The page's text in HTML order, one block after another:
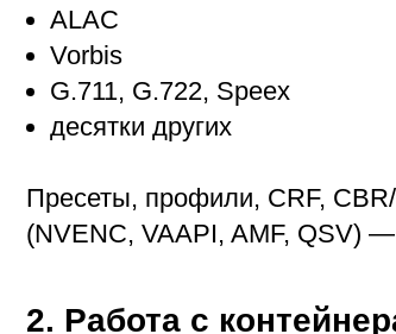
ALAC
Vorbis
G.711, G.722, Speex
десятки других
Пресеты, профили, CRF,
(NVENC, VAAPI, AMF, QSV)
2. Работа с